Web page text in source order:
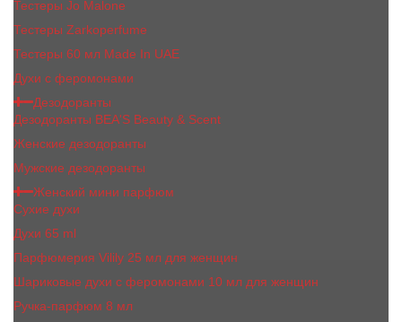
Тестеры Jо Malоnе
Тестеры Zarkoperfume
Тестеры 60 мл Made In UAE
Духи с феромонами
Дезодоранты
Дезодоранты BEA'S Beauty & Scent
Женские дезодоранты
Мужские дезодоранты
Женский мини парфюм
Сухие духи
Духи 65 ml
Парфюмерия Vilily 25 мл для женщин
Шариковые духи с феромонами 10 мл для женщин
Ручка-парфюм 8 мл